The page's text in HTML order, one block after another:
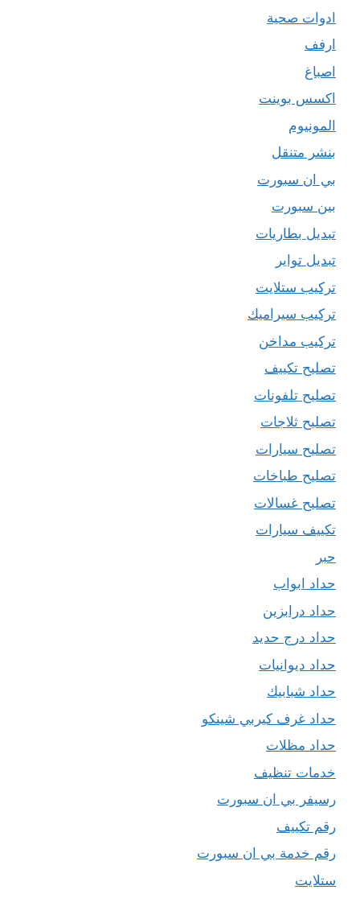
ادوات صحية
ارفف
اصباغ
اكسس بوينت
المونيوم
بنشر متنقل
بي ان سبورت
بين سبورت
تبديل بطاريات
تبديل تواير
تركيب ستلايت
تركيب سيراميك
تركيب مداخن
تصليح تكييف
تصليح تلفونات
تصليح ثلاجات
تصليح سيارات
تصليح طباخات
تصليح غسالات
تكييف سيارات
حبر
حداد ابواب
حداد درابزين
حداد درج حديد
حداد ديوانيات
حداد شبابيك
حداد غرف كيربي شينكو
حداد مظلات
خدمات تنظيف
رسيفر بي ان سبورت
رقم تكييف
رقم خدمة بي ان سبورت
ستلايت